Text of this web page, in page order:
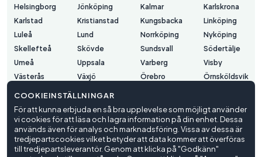
Helsingborg
Jönköping Kalmar
Karlskrona
Karlstad
Kristianstad Kungsbacka
Linköping
Luleå
Lund Norrköping
Nyköping
Skellefteå
Skövde Sundsvall
Södertälje
Umeå
Uppsala Varberg
Visby
Västerås
Växjö Örebro
Örnsköldsvik
Användarvillkor
Integritetspolicy
Cookieinställningar
COOKIEINSTÄLLNINGAR
För att kunna erbjuda en så bra upplevelse som möjligt använder
vi cookies för att läsa och lagra information på din enhet. Dessa
används även för analys och marknadsföring. Vissa av dessa är
tredjepartscookies vilket betyder att data kommer att överföras
till tredjepartsleverantör. Genom att klicka på "Godkänn"